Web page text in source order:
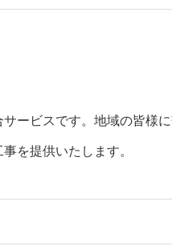
ービスです。地域の皆様
を提供いたします。